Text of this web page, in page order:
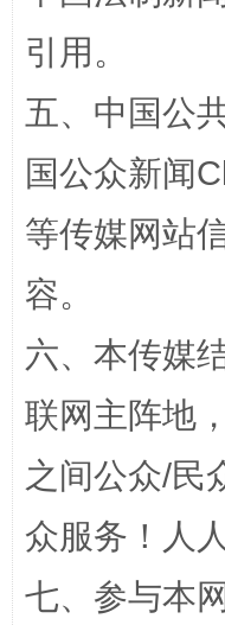
扯下公款旅游
“蜀中异人”王建
引用。
五、中国公
国公众新闻
等传媒网站
容。
六、本传媒
联网主阵地
之间公众/民
众服务！人
七、参与本